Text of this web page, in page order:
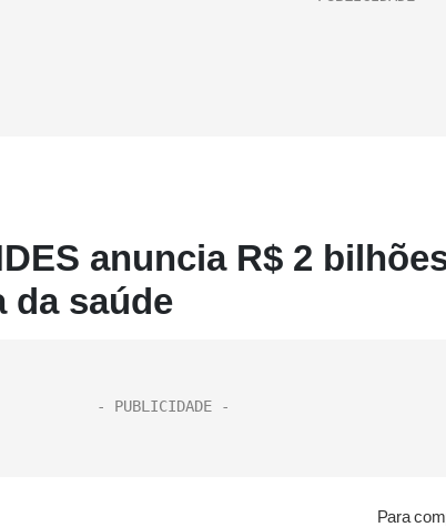
anuncia R$ 2
da saúde
Para